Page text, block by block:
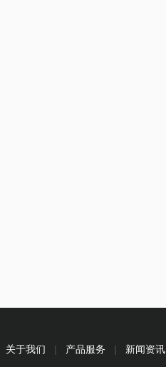
关于我们 | 产品服务 | 新闻资讯